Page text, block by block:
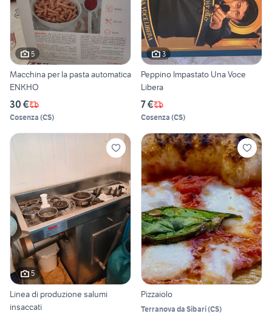
5
Macchina per la pasta automatica
ENKHO
30 €
Cosenza (CS)
3
Peppino Impastato Una Voce
Libera
7 €
Cosenza (CS)
5
Linea di produzione salumi
insaccati
Pizzaiolo
Terranova da Sibari(CS)